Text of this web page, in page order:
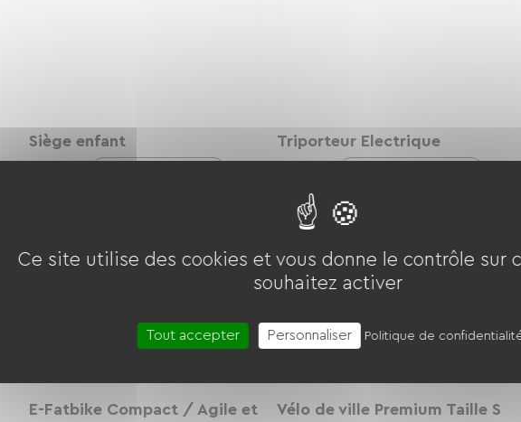
Siège enfant Triporteur Electrique
E-Fatbike Compact / Agile et
Vélo de ville Premium Taille S
Ce site utilise des cookies et vous donne le contrôle sur
souhaitez activer
Tout accepter Personnaliser Politique de